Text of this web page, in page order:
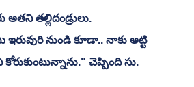
తల్లిదండ్రులు.
నుండి కూడా.. నాకు అట్టి
చెప్పింది సు.